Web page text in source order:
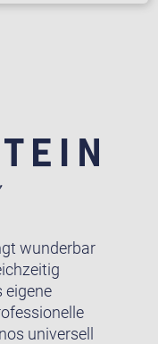
wunderbar
eigene
universell